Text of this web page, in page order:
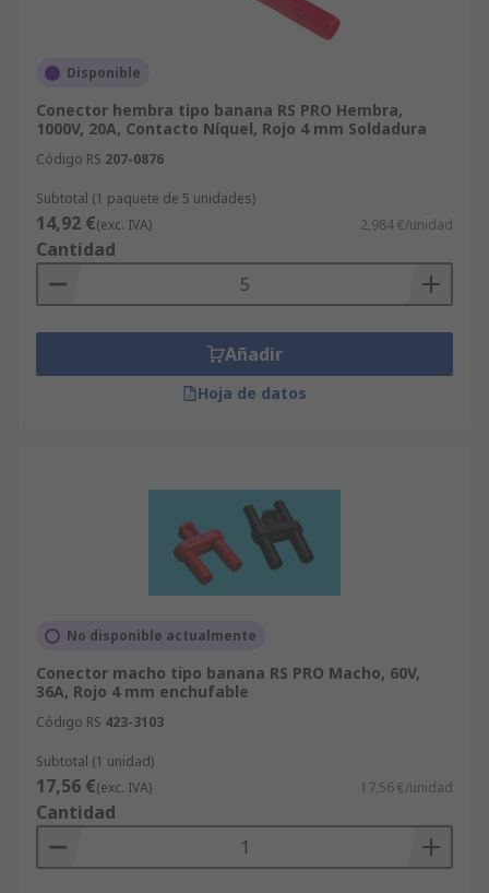
Disponible
Conector hembra tipo banana RS PRO Hembra,
1000V, 20A, Contacto Níquel, Rojo 4 mm Soldadura
Código RS 207-0876
Subtotal (1 paquete de 5 unidades)
14,92 €(exc. IVA) 2,984 €/unidad
Cantidad
Añadir
Hoja de datos
No disponible actualmente
Conector macho tipo banana RS PRO Macho, 60V,
36A, Rojo 4 mm enchufable
Código RS 423-3103
Subtotal (1 unidad)
17,56 €(exc. IVA) 17,56 €/unidad
Cantidad